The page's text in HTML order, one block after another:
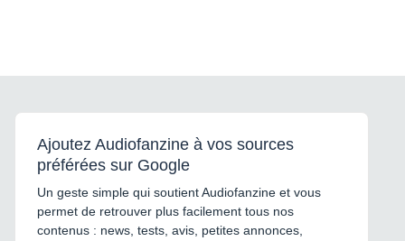
Ajoutez Audiofanzine à vos sources
préférées sur Google
Un geste simple qui soutient Audiofanzine et vous
permet de retrouver plus facilement tous nos
contenus : news, tests, avis, petites annonces,